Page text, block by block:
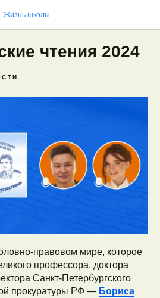
Жизнь школы
чтения 2024
правовом мире, которое
профессора, доктора
Санкт-Петербургского
прокуратуры РФ — Бориса